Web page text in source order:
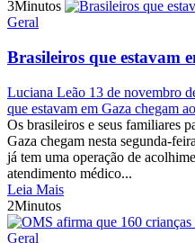
3Minutos
Geral
Brasileiros que estavam
Luciana Leão 13 de novembro
que estavam em Gaza chegam
Os brasileiros e seus familiares
Gaza chegam nesta segunda-
já tem uma operação de
atendimento médico...
Leia Mais
2Minutos
Geral